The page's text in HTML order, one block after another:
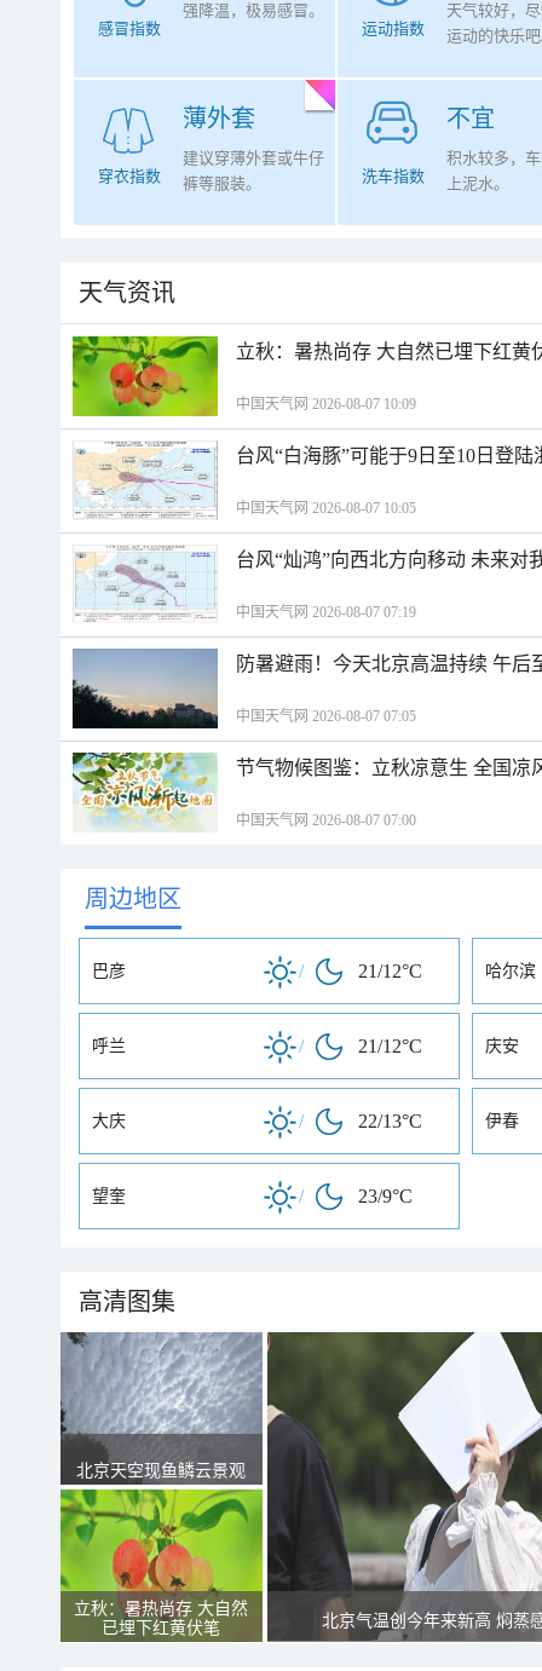
感冒指数
强降温，极易感冒。
运动指数
天气较好，
运动的快乐
薄外套
穿衣指数
建议穿薄外套或牛仔
裤等服装。
不宜
洗车指数
积水较多，
上泥水。
天气资讯
立秋：暑热尚存 大自然已埋下红黄
中国天气网 2026-08-07 10:09
台风“白海豚”可能于9日至10日登陆
中国天气网 2026-08-07 10:05
台风“灿鸿”向西北方向移动 未来对
中国天气网 2026-08-07 07:19
防暑避雨！今天北京高温持续 午
中国天气网 2026-08-07 07:05
节气物候图鉴：立秋凉意生 全国凉
中国天气网 2026-08-07 07:00
周边地区
巴彦 / 21/12°C 哈尔滨
呼兰 / 21/12°C 庆安
大庆 / 22/13°C 伊春
望奎 / 23/9°C
高清图集
北京天空现鱼鳞云景观
立秋：暑热尚存 大自然
已埋下红黄伏笔
北京气温创今年来新高 焖蒸